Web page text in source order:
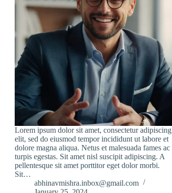
Lorem ipsum dolor sit amet, consectetur adipiscing
elit, sed do eiusmod tempor incididunt ut labore et
dolore magna aliqua. Netus et malesuada fames ac
turpis egestas. Sit amet nisl suscipit adipiscing. A
pellentesque sit amet porttitor eget dolor morbi.
Sit…
abhinavmishra.inbox@gmail.com